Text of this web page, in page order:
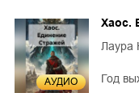
AУДИО
Хаос.
Лаура
Год